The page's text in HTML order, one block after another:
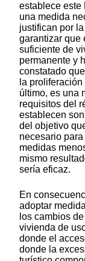
establece este
una medida
justifican por
garantizar que
suficiente de
permanente y
constatado
la
último, es una
requisitos del
establecen
del objetivo
necesario
medidas
mismo
sería eficaz.
En
adoptar
los cambios
vivienda de
donde el
donde la